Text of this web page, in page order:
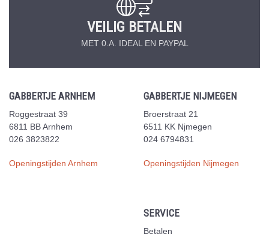
VEILIG BETALEN
MET 0.A. IDEAL EN PAYPAL
GABBERTJE ARNHEM
Roggestraat 39
6811 BB Arnhem
026 3823822
Openingstijden Arnhem
GABBERTJE NIJMEGEN
Broerstraat 21
6511 KK Njmegen
024 6794831
Openingstijden Nijmegen
SERVICE
Betalen